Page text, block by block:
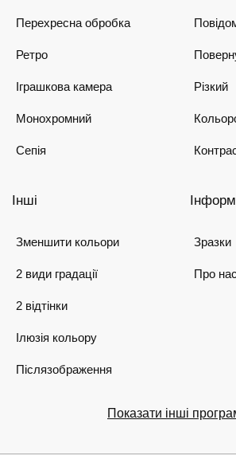
Перехресна обробка
Ретро
Іграшкова камера
Монохромний
Сепія
Різкий
Інші
Зменшити кольори
2 види градації
2 відтінки
Ілюзія кольору
Післязображення
Зразки
Про нас
Показати інші